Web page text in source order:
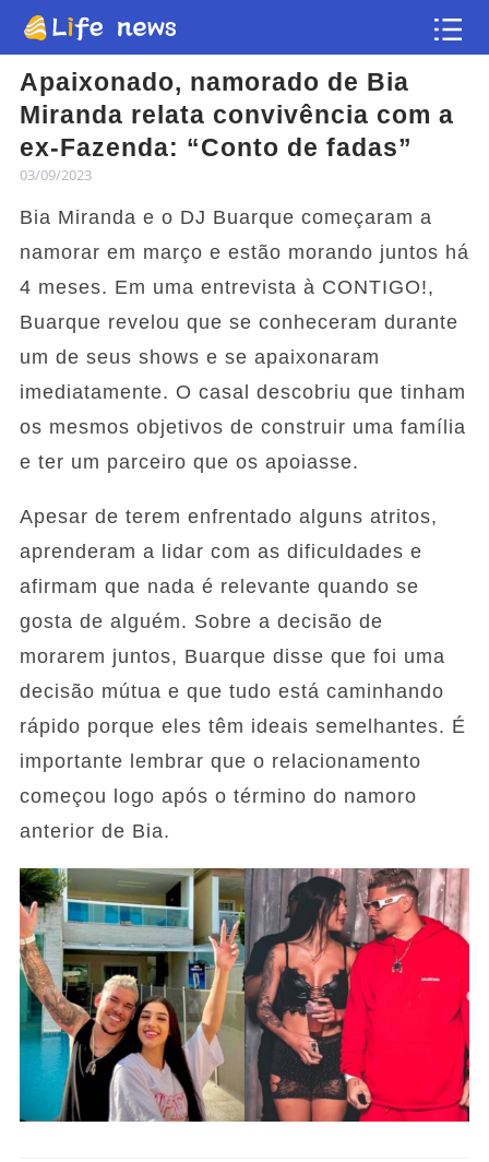
Apaixonado, namorado de Bia
Miranda relata convivência com a
ex-Fazenda: “Conto de fadas”
03/09/2023
Bia Miranda e o DJ Buarque começaram a
namorar em março e estão morando juntos há
4 meses. Em uma entrevista à CONTIGO!,
Buarque revelou que se conheceram durante
um de seus shows e se apaixonaram
imediatamente. O casal descobriu que tinham
os mesmos objetivos de construir uma família
e ter um parceiro que os apoiasse.
Apesar de terem enfrentado alguns atritos,
aprenderam a lidar com as dificuldades e
afirmam que nada é relevante quando se
gosta de alguém. Sobre a decisão de
morarem juntos, Buarque disse que foi uma
decisão mútua e que tudo está caminhando
rápido porque eles têm ideais semelhantes. É
importante lembrar que o relacionamento
começou logo após o término do namoro
anterior de Bia.
Artigo
Vídeos
Flash news